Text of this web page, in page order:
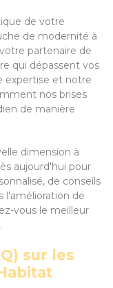
de votre
de modernité à
partenaire de
qui dépassent vos
expertise et notre
nos brises
de manière
dimension à
aujourd'hui pour
de conseils
l'amélioration de
vous le meilleur
sur les